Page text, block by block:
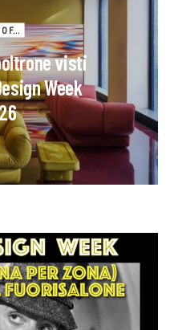
visti
Week